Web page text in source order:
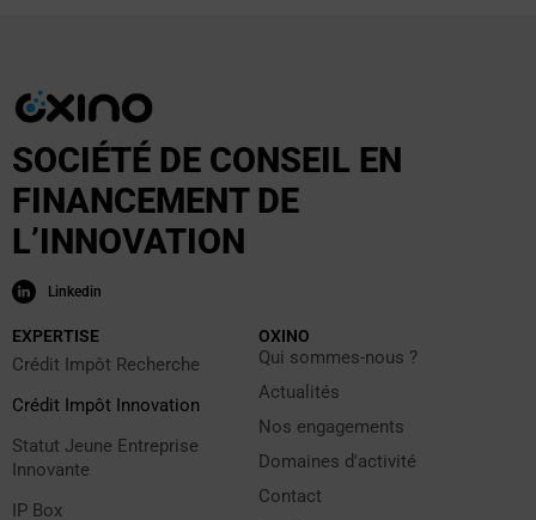
SOCIÉTÉ DE CONSEIL EN
FINANCEMENT DE
L’INNOVATION
Linkedin
EXPERTISE
Crédit Impôt Recherche
Crédit Impôt Innovation
Statut Jeune Entreprise
Innovante
IP Box
OXINO
Qui sommes-nous ?
Actualités
Nos engagements
Domaines d'activité
Contact